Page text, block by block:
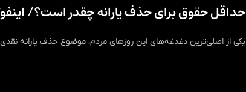
حداقل حقوق برای حذف یارانه چقدر است؟/
یکی از اصلی‌ترین دغدغه‌های این روزهای مردم، موضوع حذف یارانه